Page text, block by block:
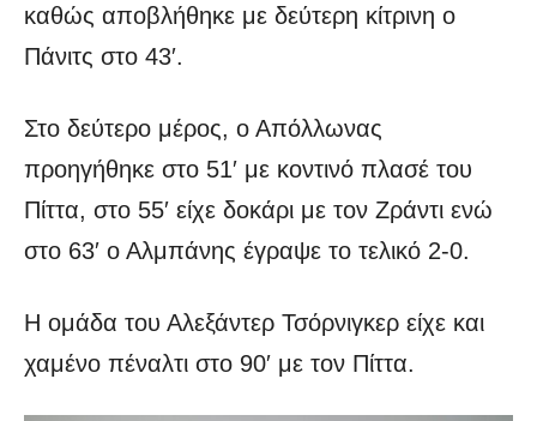
καθώς αποβλήθηκε με δεύτερη κίτρινη ο
Πάνιτς στο 43′.
Στο δεύτερο μέρος, ο Απόλλωνας
προηγήθηκε στο 51′ με κοντινό πλασέ του
Πίττα, στο 55′ είχε δοκάρι με τον Ζράντι ενώ
στο 63′ ο Αλμπάνης έγραψε το τελικό 2-0.
Η ομάδα του Αλεξάντερ Τσόρνιγκερ είχε και
χαμένο πέναλτι στο 90′ με τον Πίττα.